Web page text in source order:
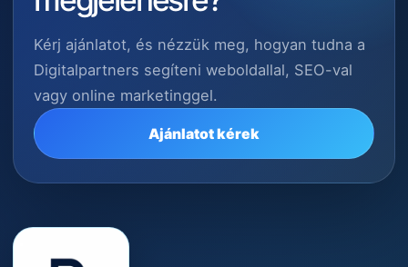
Kérj ajánlatot, és nézzük meg, hogyan tudna a
Digitalpartners segíteni weboldallal, SEO-val
vagy online marketinggel.
Ajánlatot kérek